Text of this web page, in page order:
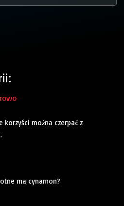
można czerpać z
ma cynamon?